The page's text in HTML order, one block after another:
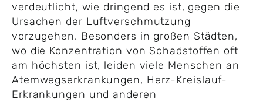
verdeutlicht, wie dringend es ist, gegen die
Ursachen der Luftverschmutzung
vorzugehen. Besonders in großen Städten,
wo die Konzentration von Schadstoffen oft
am höchsten ist, leiden viele Menschen an
Atemwegserkrankungen, Herz-Kreislauf-
Erkrankungen und anderen